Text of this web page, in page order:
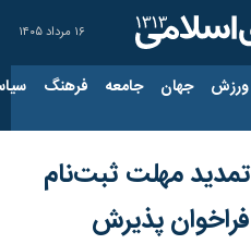
۱۶ مرداد ۱۴۰۵
ورزش جهان جامعه فرهنگ
تمدید مهلت ثبت‌نام
فراخوان پذیرش